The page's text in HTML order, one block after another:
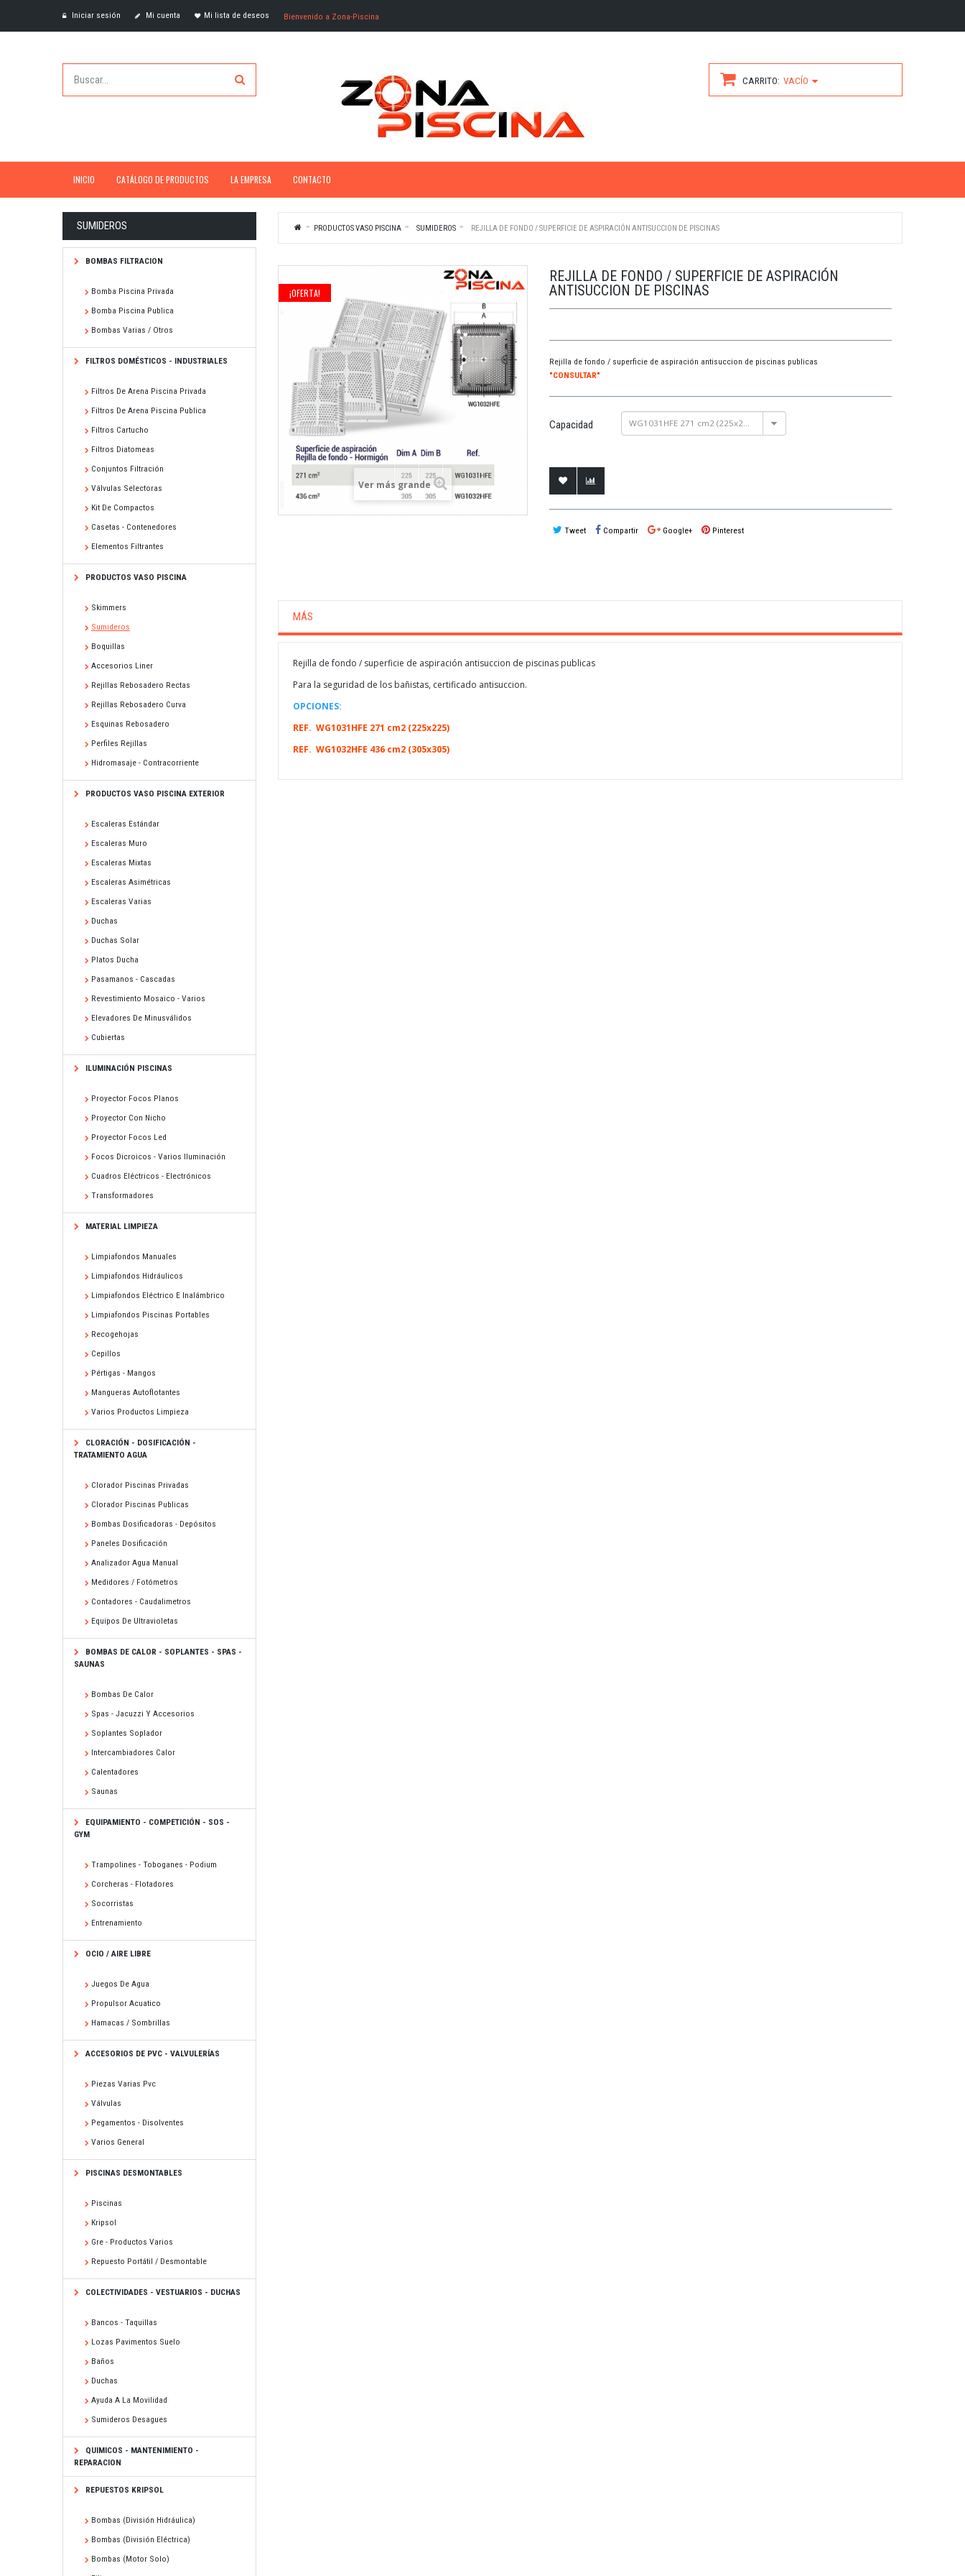
Iniciar sesión Mi cuenta Mi lista de deseos Bienvenido a Zona-Piscina
CARRITO VACÍO
INICIO CATÁLOGO DE PRODUCTOS LA EMPRESA CONTACTO
SUMIDEROS
BOMBAS FILTRACION
Bomba Piscina Privada
Bomba Piscina Publica
Bombas Varias / Otros
FILTROS DOMÉSTICOS - INDUSTRIALES
Filtros De Arena Piscina Privada
Filtros De Arena Piscina Publica
Filtros Cartucho
Filtros Diatomeas
Conjuntos Filtración
Válvulas Selectoras
Kit De Compactos
Casetas - Contenedores
Elementos Filtrantes
PRODUCTOS VASO PISCINA
Skimmers
Sumideros
Boquillas
Accesorios Liner
Rejillas Rebosadero Rectas
Rejillas Rebosadero Curva
Esquinas Rebosadero
Perfiles Rejillas
Hidromasaje - Contracorriente
PRODUCTOS VASO PISCINA EXTERIOR
Escaleras Estándar
Escaleras Muro
Escaleras Mixtas
Escaleras Asimétricas
Escaleras Varias
Duchas
Duchas Solar
Platos Ducha
Pasamanos - Cascadas
Revestimiento Mosaico - Varios
Elevadores De Minusválidos
Cubiertas
ILUMINACIÓN PISCINAS
Proyector Focos Planos
Proyector Con Nicho
Proyector Focos Led
Focos Dicroicos - Varios Iluminación
Cuadros Eléctricos - Electrónicos
Transformadores
MATERIAL LIMPIEZA
Limpiafondos Manuales
Limpiafondos Hidráulicos
Limpiafondos Eléctrico E Inalámbrico
Limpiafondos Piscinas Portables
Recogehojas
Cepillos
Pértigas - Mangos
Mangueras Autoflotantes
Varios Productos Limpieza
CLORACIÓN - DOSIFICACIÓN -
TRATAMIENTO AGUA
Clorador Piscinas Privadas
Clorador Piscinas Publicas
Bombas Dosificadoras - Depósitos
Paneles Dosificación
Analizador Agua Manual
Medidores / Fotómetros
Contadores - Caudalimetros
Equipos De Ultravioletas
BOMBAS DE CALOR - SOPLANTES - SPAS -
SAUNAS
Bombas De Calor
Spas - Jacuzzi Y Accesorios
Soplantes Soplador
Intercambiadores Calor
Calentadores
Saunas
EQUIPAMIENTO - COMPETICIÓN - SOS -
GYM
Trampolines - Toboganes - Podium
Corcheras - Flotadores
Socorristas
Entrenamiento
OCIO / AIRE LIBRE
Juegos De Agua
Propulsor Acuatico
Hamacas / Sombrillas
ACCESORIOS DE PVC - VALVULERÍAS
Piezas Varias Pvc
Válvulas
Pegamentos - Disolventes
Varios General
PISCINAS DESMONTABLES
Piscinas
Kripsol
Gre - Productos Varios
Repuesto Portátil / Desmontable
COLECTIVIDADES - VESTUARIOS - DUCHAS
Bancos - Taquillas
Lozas Pavimentos Suelo
Baños
Duchas
Ayuda A La Movilidad
Sumideros Desagues
QUIMICOS - MANTENIMIENTO -
REPARACION
REPUESTOS KRIPSOL
Bombas (división Hidráulica)
Bombas (división Eléctrica)
Bombas (motor Solo)
PRODUCTOS VASO PISCINA SUMIDEROS REJILLA DE FONDO / SUPERFICIE DE ASPIRACIÓN ANTISUCCION DE PISCINAS
¡OFERTA!
Ver más grande
REJILLA DE FONDO / SUPERFICIE DE ASPIRACIÓN
ANTISUCCION DE PISCINAS
Rejilla de fondo / superficie de aspiración antisuccion de piscinas publicas
"CONSULTAR"
Capacidad WG1031HFE 271 cm2 (225x225)
Tweet Compartir Google+ Pinterest
MÁS
Rejilla de fondo / superficie de aspiración antisuccion de piscinas publicas
Para la seguridad de los bañistas, certificado antisuccion.
OPCIONES:
REF. WG1031HFE 271 cm2 (225x225)
REF. WG1032HFE 436 cm2 (305x305)